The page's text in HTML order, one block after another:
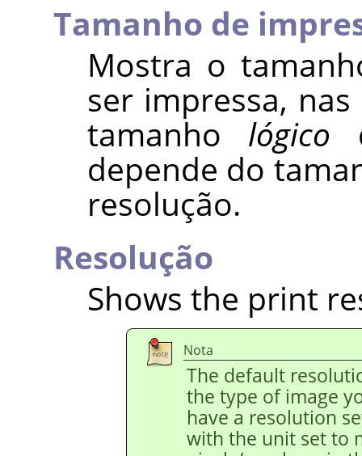
Tamanho de
Mostra o
ser impressa,
tamanho lógico
depende do
resolução.
Resolução
Shows the print
Nota
The default
the type of image
have a resolution
with the unit set to